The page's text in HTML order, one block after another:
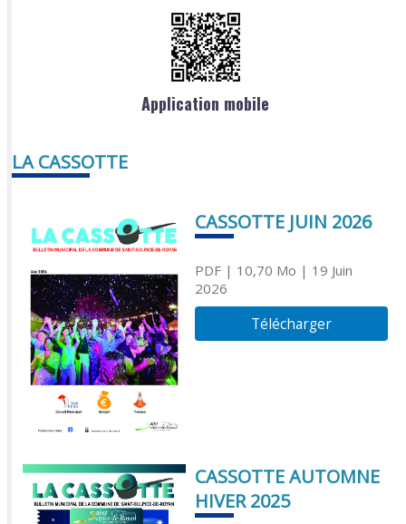
Application mobile
LA CASSOTTE
CASSOTTE JUIN 2026
PDF| 10,70 Mo | 19 Juin
2026
Télécharger
CASSOTTE AUTOMNE
HIVER 2025